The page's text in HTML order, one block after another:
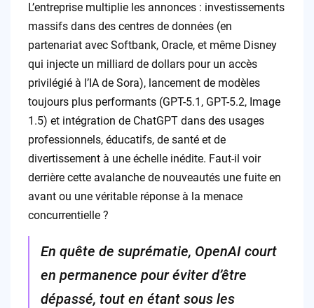
L’entreprise multiplie les annonces : investissements
massifs dans des centres de données (en
partenariat avec Softbank, Oracle, et même Disney
qui injecte un milliard de dollars pour un accès
privilégié à l’IA de Sora), lancement de modèles
toujours plus performants (GPT-5.1, GPT-5.2, Image
1.5) et intégration de ChatGPT dans des usages
professionnels, éducatifs, de santé et de
divertissement à une échelle inédite. Faut-il voir
derrière cette avalanche de nouveautés une fuite en
avant ou une véritable réponse à la menace
concurrentielle ?
En quête de suprématie, OpenAI court
en permanence pour éviter d’être
dépassé, tout en étant sous les